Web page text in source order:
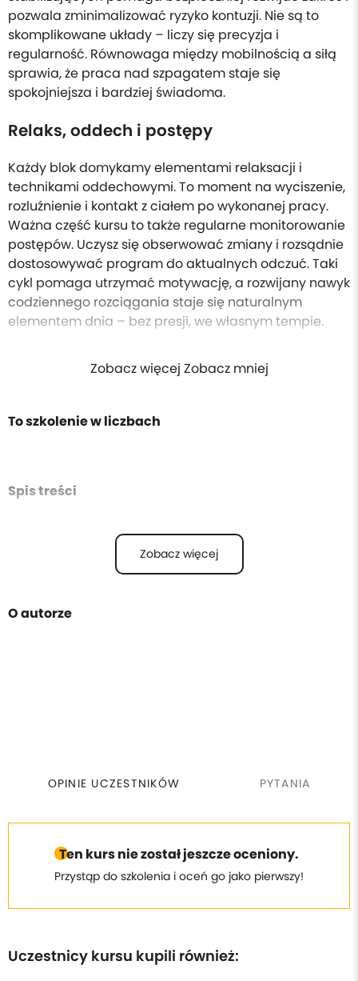
pozwala zminimalizować ryzyko kontuzji. Nie są to
skomplikowane układy – liczy się precyzja i
regularność. Równowaga między mobilnością a siłą
sprawia, że praca nad szpagatem staje się
spokojniejsza i bardziej świadoma.
Relaks, oddech i postępy
Każdy blok domykamy elementami relaksacji i
technikami oddechowymi. To moment na wyciszenie,
rozluźnienie i kontakt z ciałem po wykonanej pracy.
Ważna część kursu to także regularne monitorowanie
postępów. Uczysz się obserwować zmiany i rozsądnie
dostosowywać program do aktualnych odczuć. Taki
cykl pomaga utrzymać motywację, a rozwijany nawyk
codziennego rozciągania staje się naturalnym
elementem dnia – bez presji, we własnym tempie.
Zobacz więcej Zobacz mniej
To szkolenie w liczbach
Spis treści
Zobacz więcej
O autorze
OPINIE UCZESTNIKÓW PYTANIA
Ten kurs nie został jeszcze oceniony.
Przystąp do szkolenia i oceń go jako pierwszy!
Uczestnicy kursu kupili również: